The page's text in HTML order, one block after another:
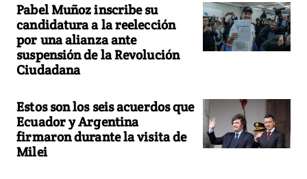
Pabel Muñoz inscribe su
candidatura a la reelección
por una alianza ante
suspensión de la Revolución
Ciudadana
Estos son los seis acuerdos que
Ecuador y Argentina
firmaron durante la visita de
Milei